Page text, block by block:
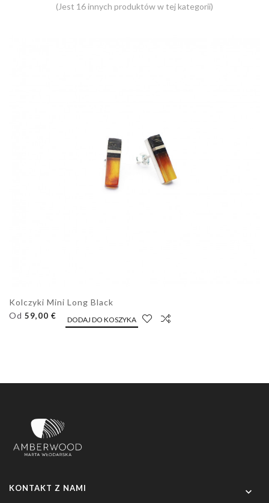
(Jest 16 innych produktów w tej kategorii)
Kolczyki Mini Long Black
Od 59,00 € DODAJ DO KOSZYKA
KONTAKT Z NAMI 